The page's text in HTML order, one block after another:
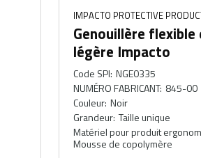
IMPACTO PROTECTIVE
Genouillère flexible
légère Impacto
Code SPI: NGE0335
NUMÉRO FABRICANT: 845-00
Couleur: Noir
Grandeur: Taille unique
Matériel pour produit
Mousse de copolymère